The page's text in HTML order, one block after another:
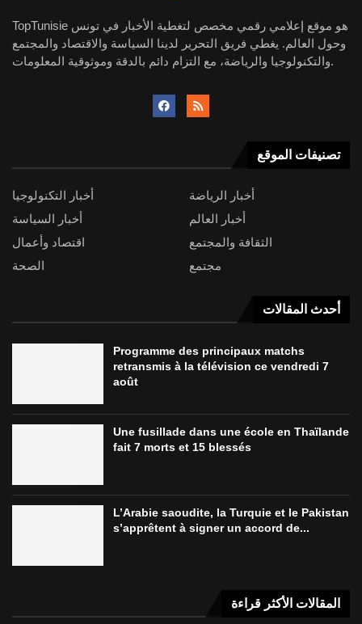
TopTunisie هو موقع إعلامي رقمي مخصص لتغطية الأخبار في تونس
وحول العالم. يغطي فريق التحرير لدينا السياسة والاقتصاد والمجتمع
والتكنولوجيا والرياضة، مع التزام دائم بالدقة وموثوقية المعلومات.
تصنيفات الموقع
أخبار التكنولوجيا
أخبار الرياضة
أخبار السياسة
أخبار العالم
اقتصاد وأعمال
الثقافة والمجتمع
الصحة
مجتمع
أحدث المقالات
Programme des principaux matchs
retransmis à la télévision ce vendredi 7
août
Une fusillade dans une école en Thaïlande
fait 7 morts et 15 blessés
L’Arabie saoudite, la Turquie et le Pakistan
s’apprêtent à signer un accord de...
المقالات الأكثر قراءة